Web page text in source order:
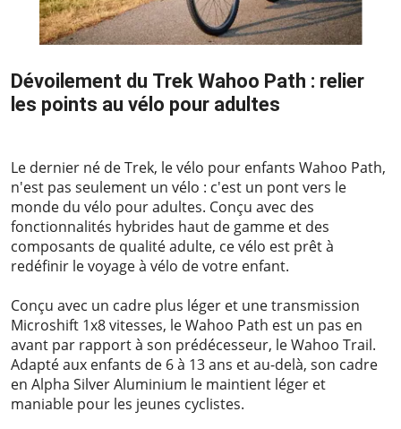
Dévoilement du Trek Wahoo Path : relier
les points au vélo pour adultes
Le dernier né de Trek, le vélo pour enfants Wahoo Path,
n'est pas seulement un vélo : c'est un pont vers le
monde du vélo pour adultes. Conçu avec des
fonctionnalités hybrides haut de gamme et des
composants de qualité adulte, ce vélo est prêt à
redéfinir le voyage à vélo de votre enfant.
Conçu avec un cadre plus léger et une transmission
Microshift 1x8 vitesses, le Wahoo Path est un pas en
avant par rapport à son prédécesseur, le Wahoo Trail.
Adapté aux enfants de 6 à 13 ans et au-delà, son cadre
en Alpha Silver Aluminium le maintient léger et
maniable pour les jeunes cyclistes.